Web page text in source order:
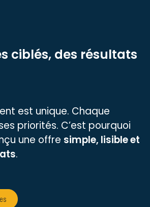
ciblés, des résultats
est unique. Chaque
priorités. C’est pourquoi
une offre simple, lisible et
.